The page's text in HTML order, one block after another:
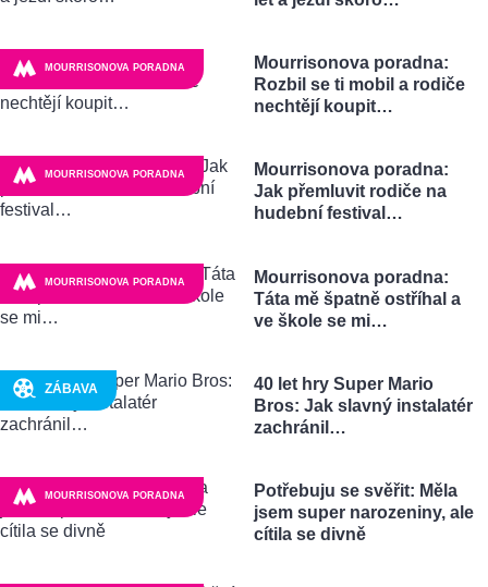
MOURRISONOVA PORADNA
Mourrisonova poradna:
Rozbil se ti mobil a rodiče
nechtějí koupit…
MOURRISONOVA PORADNA
Mourrisonova poradna:
Jak přemluvit rodiče na
hudební festival…
MOURRISONOVA PORADNA
Mourrisonova poradna:
Táta mě špatně ostříhal a
ve škole se mi…
ZÁBAVA
40 let hry Super Mario
Bros: Jak slavný instalatér
zachránil…
MOURRISONOVA PORADNA
Potřebuju se svěřit: Měla
jsem super narozeniny, ale
cítila se divně